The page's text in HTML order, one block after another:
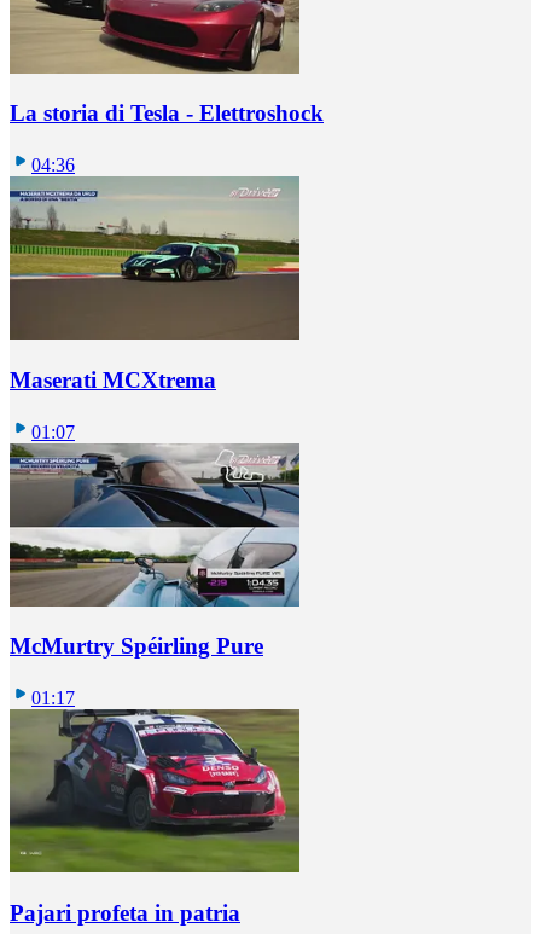
La storia di Tesla - Elettroshock
04:36
Maserati MCXtrema
01:07
McMurtry Spéirling Pure
01:17
Pajari profeta in patria